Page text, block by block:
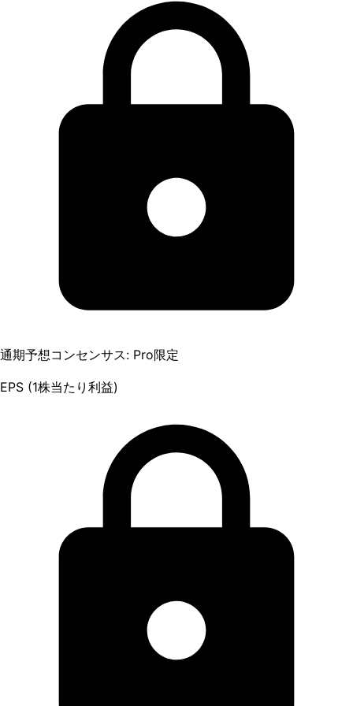
通期予想コンセンサス: Pro限定
EPS (1株当たり利益)